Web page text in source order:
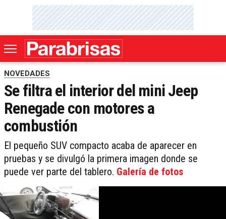
NOVEDADES
Se filtra el interior del mini Jeep
Renegade con motores a
combustión
El pequeño SUV compacto acaba de aparecer en
pruebas y se divulgó la primera imagen donde se
puede ver parte del tablero. Galería de fotos